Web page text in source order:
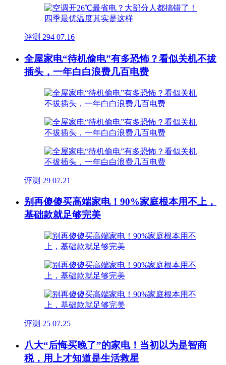
评测 294 07.16
全屋家电“待机偷电”有多恐怖？看似关机不拔
插头，一年白白浪费几百电费
评测 29 07.21
别再傻傻买高端家电！90%家庭根本用不上，
基础款就足够完美
评测 25 07.25
八大“后悔买晚了”的家电！当初以为是智商
税，用上才知道是生活救星